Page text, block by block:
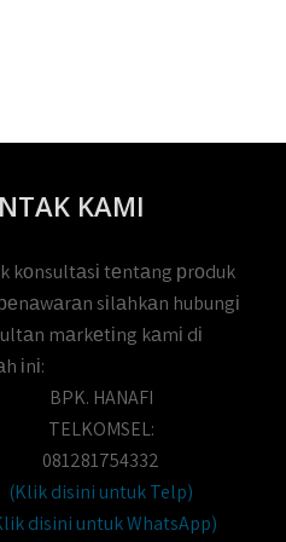
KAMI
kоnsultаsі tеntаng рrоduk
sіlаhkаn hubungі
mаrkеtіng kаmі dі
іnі:
BPK. HANAFI
TELKOMSEL:
081281754332
(Klik disini untuk Telp)
disini untuk WhatsApp)